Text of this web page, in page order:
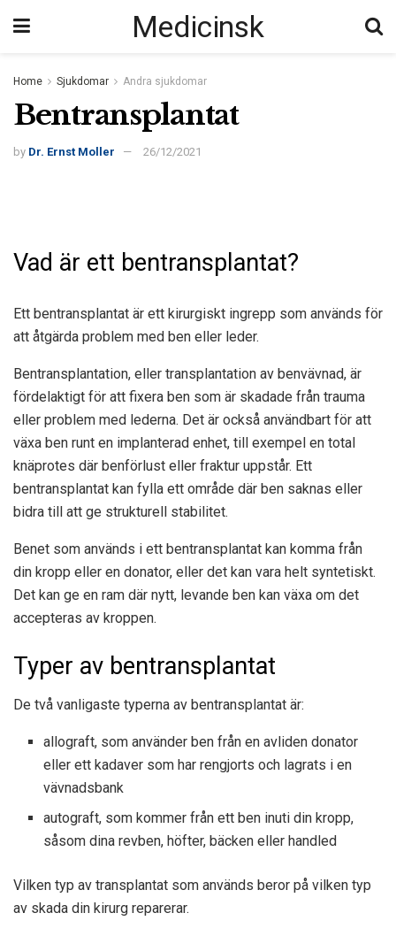
Medicinsk
Home Sjukdomar Andra sjukdomar
Bentransplantat
by Dr. Ernst Moller 26/12/2021
Vad är ett bentransplantat?
Ett bentransplantat är ett kirurgiskt ingrepp som används för
att åtgärda problem med ben eller leder.
Bentransplantation, eller transplantation av benvävnad, är
fördelaktigt för att fixera ben som är skadade från trauma
eller problem med lederna. Det är också användbart för att
växa ben runt en implanterad enhet, till exempel en total
knäprotes där benförlust eller fraktur uppstår. Ett
bentransplantat kan fylla ett område där ben saknas eller
bidra till att ge strukturell stabilitet.
Benet som används i ett bentransplantat kan komma från
din kropp eller en donator, eller det kan vara helt syntetiskt.
Det kan ge en ram där nytt, levande ben kan växa om det
accepteras av kroppen.
Typer av bentransplantat
De två vanligaste typerna av bentransplantat är:
allograft, som använder ben från en avliden donator
eller ett kadaver som har rengjorts och lagrats i en
vävnadsbank
autograft, som kommer från ett ben inuti din kropp,
såsom dina revben, höfter, bäcken eller handled
Vilken typ av transplantat som används beror på vilken typ
av skada din kirurg reparerar.